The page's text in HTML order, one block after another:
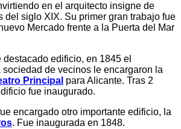
en el arquitecto insigne de
del siglo XIX. Su primer gran trabajo fue
Mercado frente a la Puerta del Mar
edificio, en 1845 el
de vecinos le encargaron la
Principal para Alicante. Tras 2
fue inaugurado.
encargado otro importante edificio, la
. Fue inaugurada en 1848.